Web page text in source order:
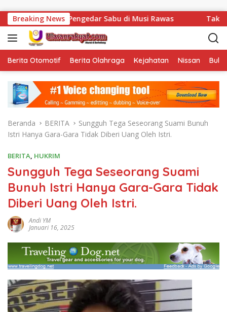
Breaking News
Pengedar Sabu di Musi Rawas Tak Sekadar
Berita Otomotif Berita Olahraga Kejahatan Nissan
Beranda BERITA
Sungguh Tega Seseorang Suami Bunuh
Istri Hanya Gara-Gara Tidak Diberi Uang Oleh Istri.
BERITA, HUKRIM
Sungguh Tega Seseorang Suami
Bunuh Istri Hanya Gara-Gara Tidak
Diberi Uang Oleh Istri.
Andi YM
Januari 16, 2025